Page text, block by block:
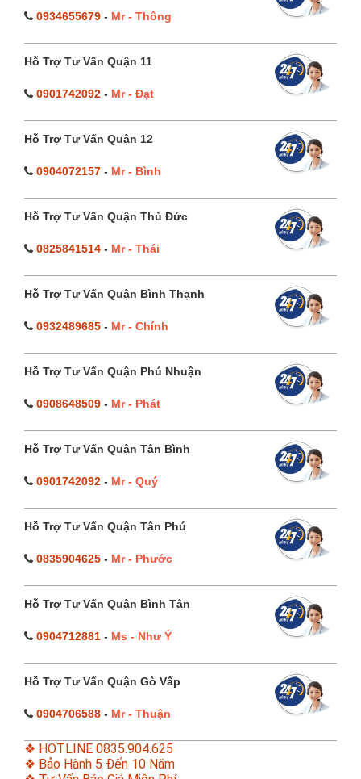
0934655679 - Mr - Thông
Hỗ Trợ Tư Vấn Quận 11
0901742092 - Mr - Đạt
Hỗ Trợ Tư Vấn Quận 12
0904072157 - Mr - Bình
Hỗ Trợ Tư Vấn Quận Thủ Đức
0825841514 - Mr - Thái
Hỗ Trợ Tư Vấn Quận Bình Thạnh
0932489685 - Mr - Chính
Hỗ Trợ Tư Vấn Quận Phú Nhuận
0908648509 - Mr - Phát
Hỗ Trợ Tư Vấn Quận Tân Bình
0901742092 - Mr - Quý
Hỗ Trợ Tư Vấn Quận Tân Phú
0835904625 - Mr - Phước
Hỗ Trợ Tư Vấn Quận Bình Tân
0904712881 - Ms - Như Ý
Hỗ Trợ Tư Vấn Quận Gò Vấp
0904706588 - Mr - Thuận
❖ HOTLINE 0835.904.625
❖ Bảo Hành 5 Đến 10 Năm